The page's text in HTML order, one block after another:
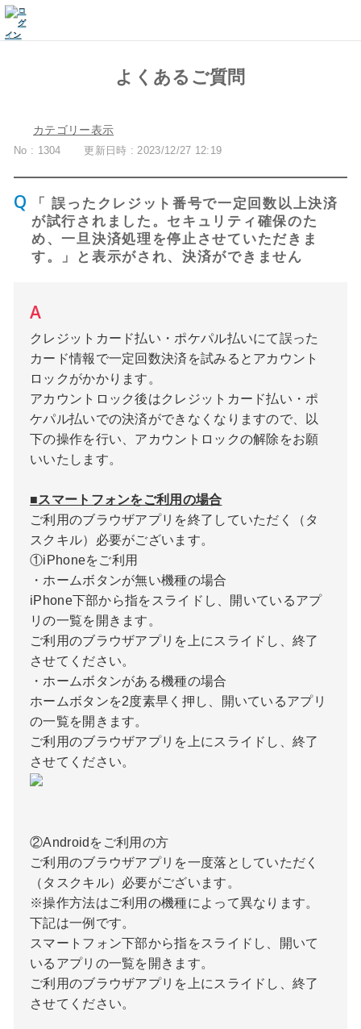
よくあるご質問
カテゴリー表示
No : 1304 更新日時 : 2023/12/27 12:19
「 誤ったクレジット番号で一定回数以上決済
が試行されました。セキュリティ確保のた
め、一旦決済処理を停止させていただきま
す。」と表示がされ、決済ができません
クレジットカード払い・ポケパル払いにて誤った
カード情報で一定回数決済を試みるとアカウント
ロックがかかります。
アカウントロック後はクレジットカード払い・ポ
ケパル払いでの決済ができなくなりますので、以
下の操作を行い、アカウントロックの解除をお願
いいたします。
■スマートフォンをご利用の場合
ご利用のブラウザアプリを終了していただく（タ
スクキル）必要がございます。
①iPhoneをご利用
・ホームボタンが無い機種の場合
iPhone下部から指をスライドし、開いているアプ
リの一覧を開きます。
ご利用のブラウザアプリを上にスライドし、終了
させてください。
・ホームボタンがある機種の場合
ホームボタンを2度素早く押し、開いているアプリ
の一覧を開きます。
ご利用のブラウザアプリを上にスライドし、終了
させてください。
②Androidをご利用の方
ご利用のブラウザアプリを一度落としていただく
（タスクキル）必要がございます。
※操作方法はご利用の機種によって異なります。
下記は一例です。
スマートフォン下部から指をスライドし、開いて
いるアプリの一覧を開きます。
ご利用のブラウザアプリを上にスライドし、終了
させてください。